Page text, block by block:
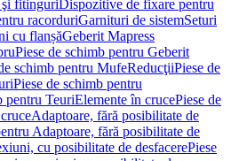
şi fitinguriDispozitive de fixare pentru
racorduriGarnituri de sistemSeturi
cu flanșăGeberit Mapress
Piese de schimb pentru Geberit
schimb pentru MufeReducţiiPiese de
Piese de schimb pentru
pentru TeuriElemente în crucePiese de
Adaptoare, fără posibilitate de
Adaptoare, fără posibilitate de
cu posibilitate de desfacerePiese